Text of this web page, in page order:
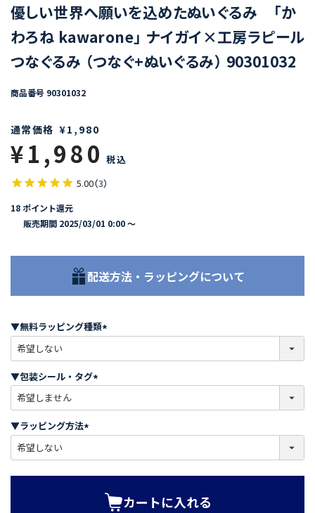
優しい世界へ願いを込めたぬいぐるみ 「か
わろね kawarone」 ナイガイ×工房ラピール
つなぐるみ （つなぐ+ぬいぐるみ） 90301032
商品番号 90301032
通常価格 ¥1,980
¥1,980 税込
5.00（3）
18 ポイント還元
販売期間 2025/03/01 0:00〜
配送方法・ラッピングについて
▼無料ラッピング種類
必
)
▼包装シール・タグ
必
)
▼ラッピング方法
必
カートに入れる